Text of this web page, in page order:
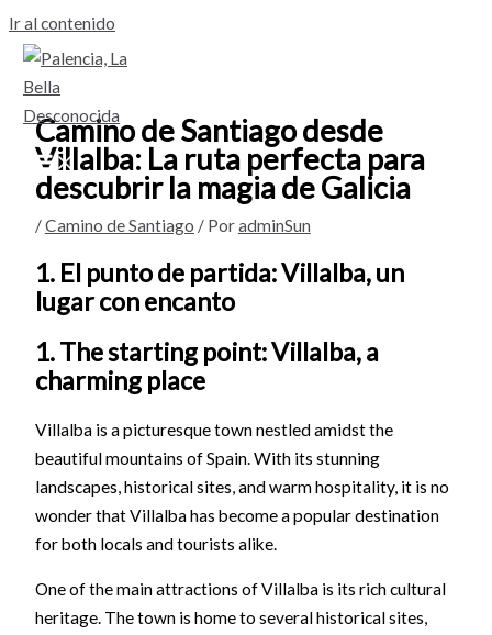
Ir al contenido
Camino de Santiago desde
Villalba: La ruta perfecta para
descubrir la magia de Galicia
/Camino de Santiago / PoradminSun
1. El punto de partida: Villalba, un
lugar con encanto
1. The starting point: Villalba, a
charming place
Villalba is a picturesque town nestled amidst the
beautiful mountains of Spain. With its stunning
landscapes, historical sites, and warm hospitality, it is no
wonder that Villalba has become a popular destination
for both locals and tourists alike.
One of the main attractions of Villalba is its rich cultural
heritage. The town is home to several historical sites,